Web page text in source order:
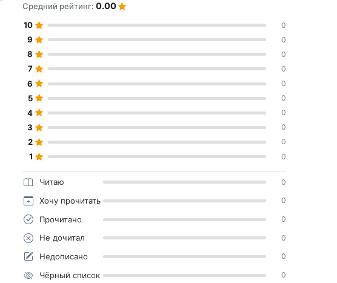
Средний рейтинг:0.00
10 0
9 0
8 0
7 0
6 0
5 0
4 0
3 0
2 0
1 0
Читаю 0
Хочу прочитать 0
Прочитано 0
Не дочитал 0
Недописано 0
Чёрный список 0